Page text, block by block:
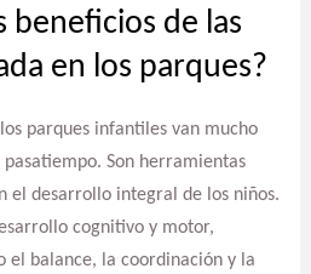
beneficios de las
en los parques?
parques infantiles van mucho
Son herramientas
el desarrollo integral de los niños.
cognitivo y motor,
el balance, la coordinación y la